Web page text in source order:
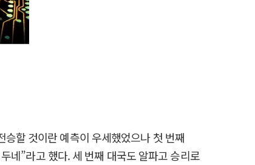
할 것이란 예측이 우세했었으나 첫 번째
네”라고 했다. 세 번째 대국도 알파고 승리로